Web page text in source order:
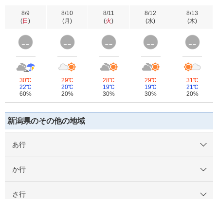
8/9
(日)
30℃
22℃
60%
8/10
(月 )
29℃
20℃
20%
8/11
(火)
28℃
19℃
30%
8/12
(水)
29℃
19℃
30%
8/13
(木)
31℃
21℃
20%
新潟県のその他の地域
あ行
か行
さ行